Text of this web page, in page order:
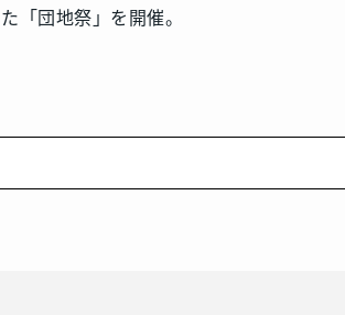
「団地祭」を開催。